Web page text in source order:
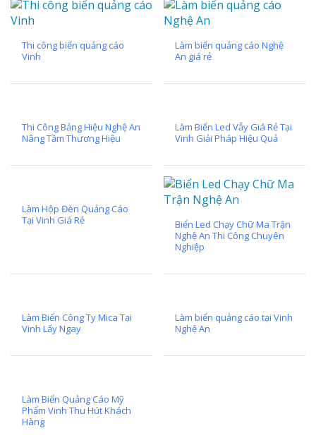
Thi công biển quảng cáo
Vinh
Làm biển quảng cáo Nghệ
An giá rẻ
Thi Công Bảng Hiệu Nghệ An
Nâng Tầm Thương Hiệu
Làm Biển Led Vẫy Giá Rẻ Tại
Vinh Giải Pháp Hiệu Quả
Làm Hộp Đèn Quảng Cáo
Tại Vinh Giá Rẻ
Biển Led Chạy Chữ Ma Trận
Nghệ An Thi Công Chuyên
Nghiệp
Làm Biển Công Ty Mica Tại
Vinh Lấy Ngay
Làm biển quảng cáo tại Vinh
Nghệ An
Làm Biển Quảng Cáo Mỹ
Phẩm Vinh Thu Hút Khách
Hàng